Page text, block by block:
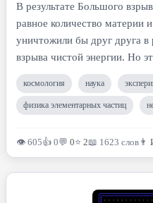
В результате Большого
равное количество материи
уничтожили бы друг друга в
взрыва чистой энергии. Но
космология наука
физика элементарных частиц
👁 605👍 0💬 0⭐ 2📖 1623 слов 👨